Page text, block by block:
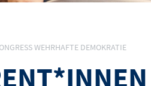
WEHRHAFTE DEMOKRATIE